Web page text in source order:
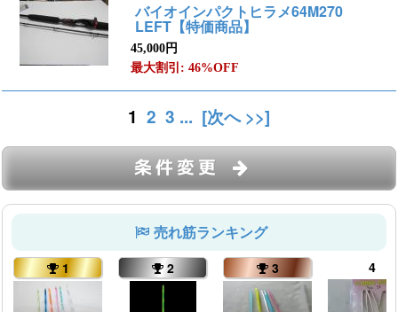
バイオインパクトヒラメ64M270
LEFT【特価商品】
45,000円
最大割引: 46%OFF
1 2 3 ... [次へ >>]
条件変更
売れ筋ランキング
1 2 3 4